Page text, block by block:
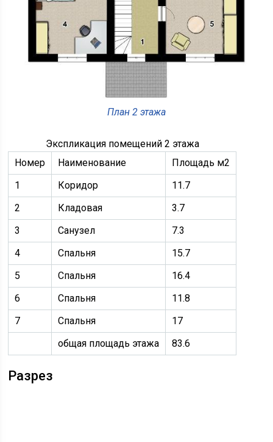
План 2 этажа
Экспликация помещений 2 этажа
Номер
Наименование
Площадь м2
1
Коридор
11.7
2
Кладовая
3.7
3
Санузел
7.3
4
Спальня
15.7
5
Спальня
16.4
6
Спальня
11.8
7
Спальня
17
общая площадь этажа
83.6
Разрез